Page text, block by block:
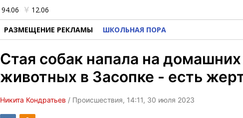
94.06 12.06
РАЗМЕЩЕНИЕ РЕКЛАМЫ ШКОЛЬНАЯ ПОРА
Стая собак напала на домашних
животных в Засопке - есть
Никита Кондратьев / Происшествия, 14:11, 30 июля 2023